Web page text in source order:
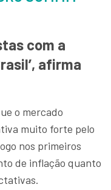
com a
afirma
o mercado
muito forte pelo
nos primeiros
de inflação quanto